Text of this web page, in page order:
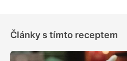
Články s tímto receptem